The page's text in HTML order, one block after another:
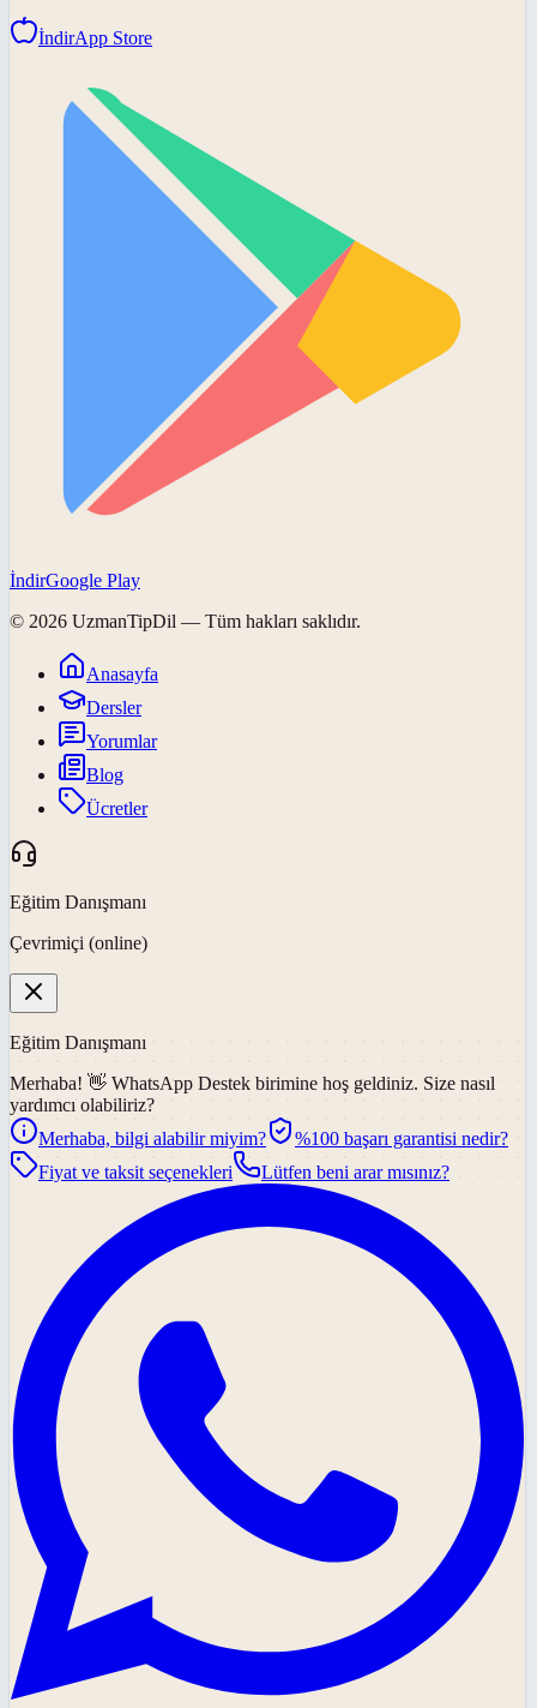
İndirApp Store
İndirGoogle Play
© 2026 UzmanTipDil — Tüm hakları saklıdır.
Anasayfa
Dersler
Yorumlar
Blog
Ücretler
Eğitim Danışmanı
Çevrimiçi (online)
Eğitim Danışmanı
Merhaba! 👋 WhatsApp Destek birimine hoş geldiniz. Size nasıl
yardımcı olabiliriz?
Merhaba, bilgi alabilir miyim?
%100 başarı garantisi nedir?
Fiyat ve taksit seçenekleri
Lütfen beni arar mısınız?